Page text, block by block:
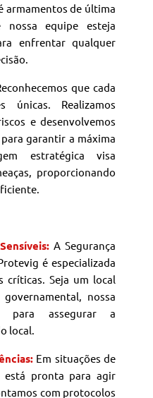
armamentos de última
nossa equipe esteja
enfrentar qualquer
que cada
únicas. Realizamos
e desenvolvemos
garantir a máxima
estratégica visa
proporcionando
A Segurança
é especializada
críticas. Seja um local
nossa
para assegurar a
local.
Em situações de
está pronta para agir
com protocolos